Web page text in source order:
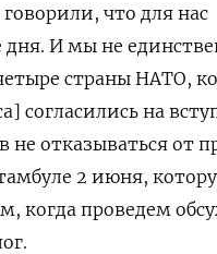
что для нас
дня. И мы не
страны НАТО,
согласились на
не отказываться от
2 июня,
когда проведем